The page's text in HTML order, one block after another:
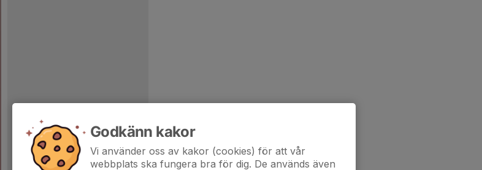
Godkänn kakor
Vi använder oss av kakor (cookies) för att vår
webbplats ska fungera bra för dig. De används även